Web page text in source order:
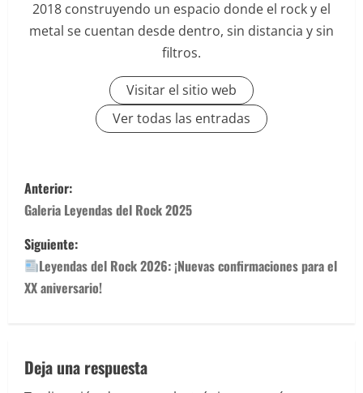
2018 construyendo un espacio donde el rock y el
metal se cuentan desde dentro, sin distancia y sin
filtros.
Visitar el sitio web
Ver todas las entradas
N
a
v
e
a
c
Anterior:
Galeria Leyendas del Rock 2025
Siguiente:
Leyendas del Rock 2026: ¡Nuevas confirmaciones para el
XX aniversario!
Deja una respuesta